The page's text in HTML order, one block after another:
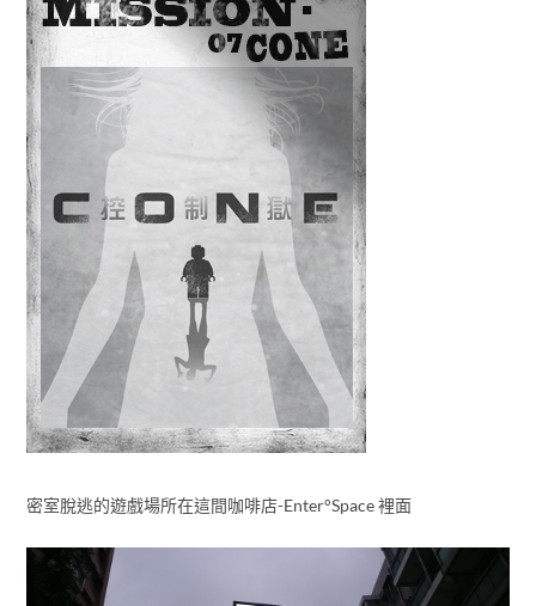
密室脫逃的遊戲場所在這間咖啡店-Enter°Space 裡面